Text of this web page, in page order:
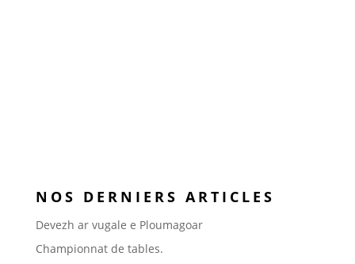
NOS DERNIERS ARTICLES
Devezh ar vugale e Ploumagoar
Championnat de tables.